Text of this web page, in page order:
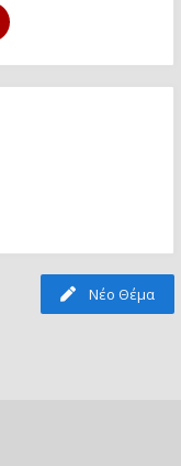
Νέο Θέμα